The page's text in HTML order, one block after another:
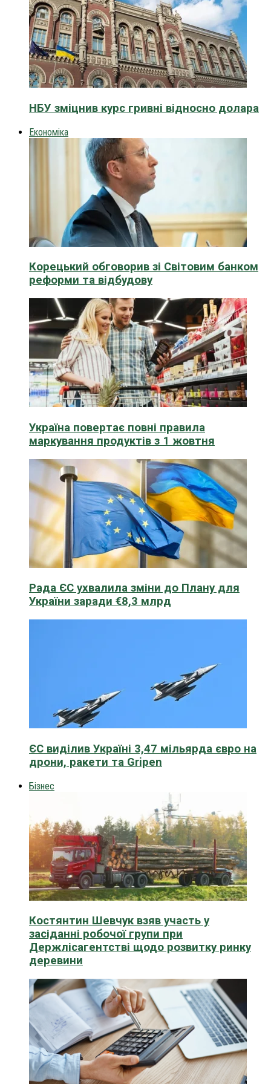
НБУ зміцнив курс гривні відносно долара
Економіка
Корецький обговорив зі Світовим банком
реформи та відбудову
Україна повертає повні правила
маркування продуктів з 1 жовтня
Рада ЄС ухвалила зміни до Плану для
України заради €8,3 млрд
ЄС виділив Україні 3,47 мільярда євро на
дрони, ракети та Gripen
Бізнес
Костянтин Шевчук взяв участь у
засіданні робочої групи при
Держлісагентстві щодо розвитку ринку
деревини